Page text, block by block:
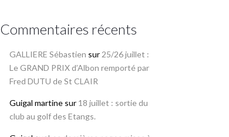
Commentaires récents
GALLIERE Sébastien sur 25/26 juillet :
Le GRAND PRIX d’Albon remporté par
Fred DUTU de St CLAIR
Guigal martine sur 18 juillet : sortie du
club au golf des Etangs.